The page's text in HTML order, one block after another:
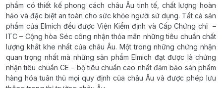
phẩm có thiết kế phong cách châu Âu tinh tế, chất lượng hoàn
hảo và đặc biệt an toàn cho sức khỏe người sử dụng. Tất cả sản
phẩm của Elmich đều được Viện Kiểm định và Cấp Chứng chỉ –
ITC – Cộng hòa Séc công nhận thỏa mãn những tiêu chuẩn chất
lượng khắt khe nhất của châu Âu. Một trong những chứng nhận
quan trọng nhất mà những sản phẩm Elmich đạt được là chứng
nhận tiêu chuẩn CE – bộ tiêu chuẩn cao nhất đảm bảo sản phẩm
hàng hóa tuân thủ mọi quy định của châu Âu và được phép lưu